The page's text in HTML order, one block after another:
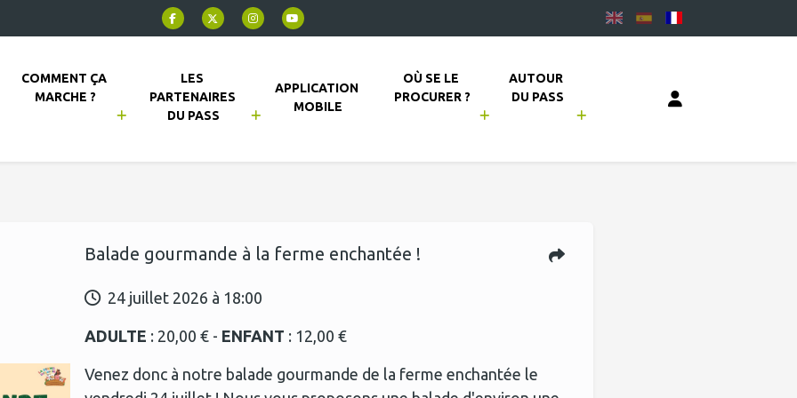
COMMENT ÇA
MARCHE ?
LES
PARTENAIRES
DU PASS
APPLICATION
MOBILE
OÙ SE LE
PROCURER ?
AUTOUR
DU PASS
Balade gourmande à la ferme enchantée !
24 juillet 2026 à 18:00
ADULTE : 20,00 € - ENFANT : 12,00 €
Venez donc à notre balade gourmande de la ferme enchantée le